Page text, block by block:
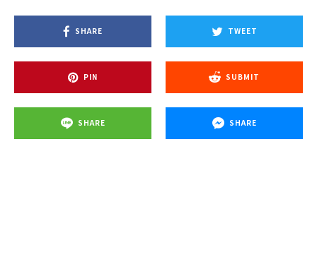
SHARE TWEET
PIN SUBMIT
SHARE SHARE